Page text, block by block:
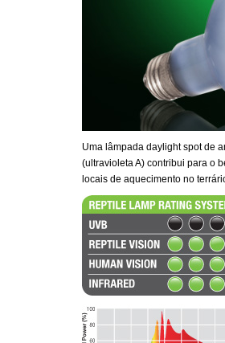
Uma lâmpada daylight spot de
(ultravioleta A) contribui para o
locais de aquecimento no